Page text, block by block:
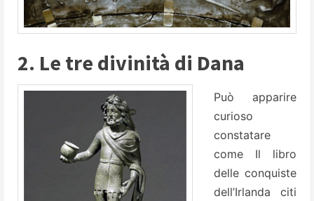
2. Le tre divinità di Dana
Può apparire
curioso
constatare
come Il libro
delle conquiste
dell’Irlanda citi